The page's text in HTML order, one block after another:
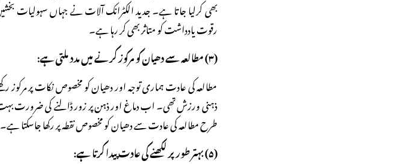
بھی کرلیا جاتا ہے۔ جدید الکٹرانک آلات نے جہاں سہولیات
رقوت یادداشت کو متاثر بھی کر رہا ہے۔
(۳) مطالعہ سے دھیان کو مرکوز کرنے میں مدد ملتی ہے:
مطالعہ کی عادت ہماری توجہ اور دھیان کو مخصوص نکات پر مرکوز
ذہنی ورزش تھی۔ اب دماغ اور ذہن پر زور ڈالنے کی ضرورت
طرح مطالعہ کی عادت سے دھیان کو مخصوص نقطہ پر رکھا جاسکتا ہے۔
(۵) بہتر طور پر لکھنے کی عادت پیدا کرتا ہے: